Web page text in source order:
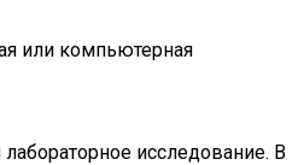
или компьютерная
исследование. В